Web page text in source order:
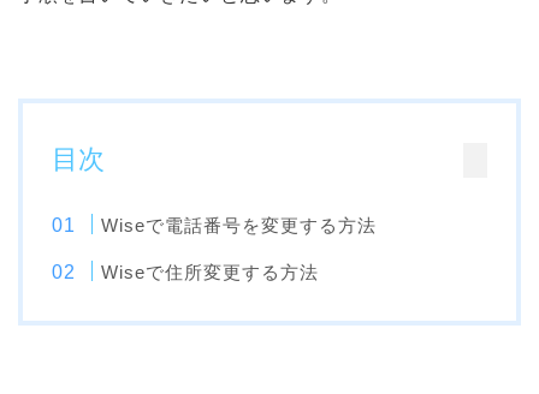
目次
Wiseで電話番号を変更する方法
Wiseで住所変更する方法